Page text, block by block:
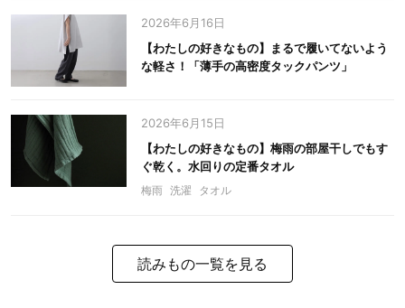
2026年6月16日
【わたしの好きなもの】まるで履いてないよう
な軽さ！「薄手の高密度タックパンツ」
2026年6月15日
【わたしの好きなもの】梅雨の部屋干しでもす
ぐ乾く。水回りの定番タオル
梅雨 洗濯 タオル
読みもの一覧を見る